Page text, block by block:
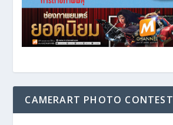
CAMERART PHOTO CONTEST